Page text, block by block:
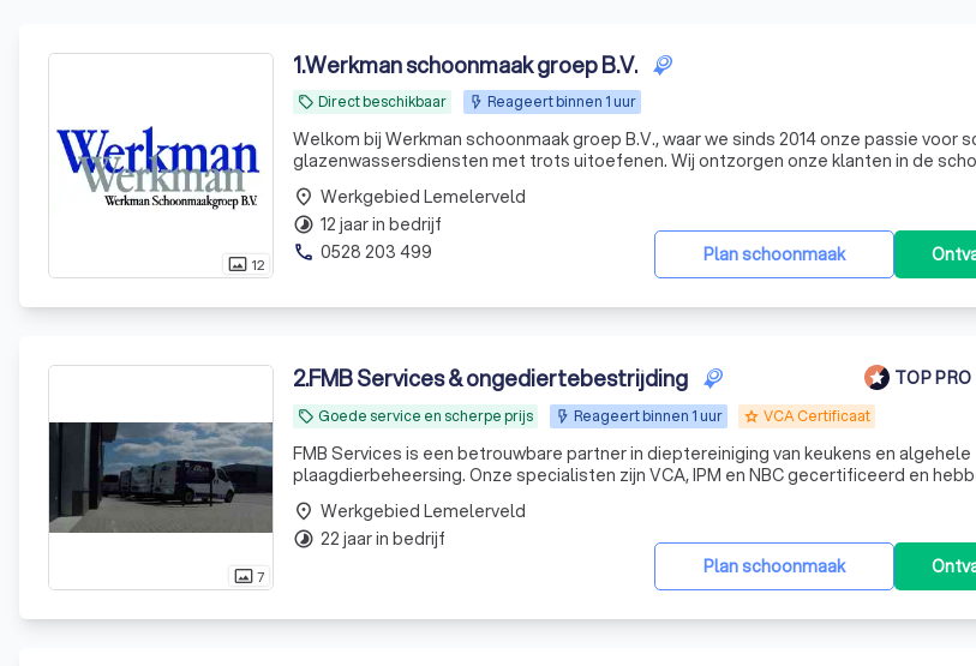
photo_size_select_actual 12
1.Werkman schoonmaak groep B.V.
local_offer Direct beschikbaar Reageert binnen 1 uur
Welkom bij Werkman schoonmaak groep B.V., waar we sinds 2014 onze passie voor
glazenwassersdiensten met trots uitoefenen. Wij ontzorgen onze klanten in de
door kwaliteit en betrouwbaarheid te combineren met een persoonlijke benadering.
gecertificeerde
Plan schoonmaak
place Werkgebied Lemelerveld
timelapse 12 jaar in bedrijf
phone 0528 203 499
photo_size_select_actual7
2.FMB Services & ongediertebestrijding TOP PRO
local_offer Goede service en scherpe prijs Reageert binnen 1 uur grade VCA Certificaat
FMB Services is een betrouwbare partner in dieptereiniging van keukens en algehele
plaagdierbeheersing. Onze specialisten zijn VCA, IPM en NBC gecertificeerd en hebben jarenlange
ervaring in hun vakgebied. Wij zijn landelijk actief voor een dieptereiniging en voor de
ongediertebestrijding voorname
Plan schoonmaak
place Werkgebied Lemelerveld
timelapse 22 jaar in bedrijf